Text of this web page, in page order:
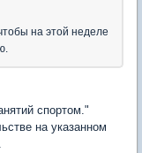
на этой неделе
спортом."
на указанном